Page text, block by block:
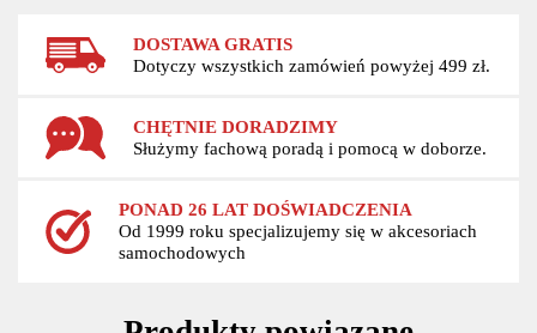
DOSTAWA GRATIS
Dotyczy wszystkich zamówień powyżej 499 zł.
CHĘTNIE DORADZIMY
Służymy fachową poradą i pomocą w doborze.
PONAD 26 LAT DOŚWIADCZENIA
Od 1999 roku specjalizujemy się w akcesoriach
samochodowych